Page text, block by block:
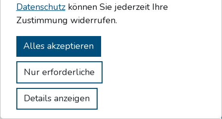
Bevorzugt erreichbar per...
Ihre Nachricht
Datenschutzkönnen Sie jederzeit Ihre
Zustimmung widerrufen.
Alles akzeptieren
Nur erforderliche
Details anzeigen